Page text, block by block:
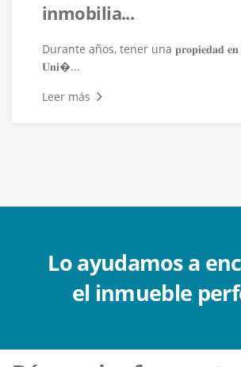
inmobilia...
Durante años, tener una 𝐩𝐫𝐨𝐩𝐢𝐞𝐝𝐚𝐝 𝐞𝐧
𝐔𝐧𝐢�...
Leer más
Lo ayudamos a
el inmueble